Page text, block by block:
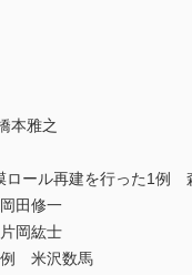
本雅之
ロール再建を行った1例
田修一
岡紘士
例 米沢数馬